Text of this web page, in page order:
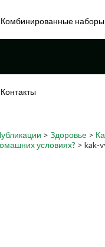
Комбинированные наборы
Контакты
> Здоровье >
условиях? > kak-